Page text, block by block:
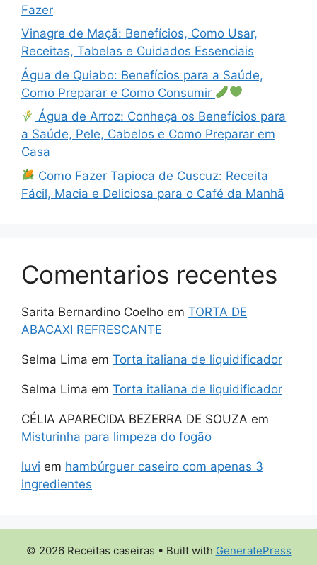
Fazer
Vinagre de Maçã: Benefícios, Como Usar,
Receitas, Tabelas e Cuidados Essenciais
Água de Quiabo: Benefícios para a Saúde,
Como Preparar e Como Consumir
Água de Arroz: Conheça os Benefícios para
a Saúde, Pele, Cabelos e Como Preparar em
Casa
Como Fazer Tapioca de Cuscuz: Receita
Fácil, Macia e Deliciosa para o Café da Manhã
Comentarios recentes
Sarita Bernardino Coelho em TORTA DE
ABACAXI REFRESCANTE
Selma Lima em Torta italiana de liquidificador
Selma Lima em Torta italiana de liquidificador
CÉLIA APARECIDA BEZERRA DE SOUZA em
Misturinha para limpeza do fogão
luvi em hambúrguer caseiro com apenas 3
ingredientes
© 2026 Receitas caseiras • Built with GeneratePress